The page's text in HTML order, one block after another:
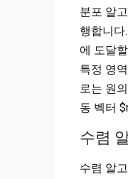
분포 알
행합니
에 도달
특정 영
로는 원
동 벡터
수렴
수렴 알